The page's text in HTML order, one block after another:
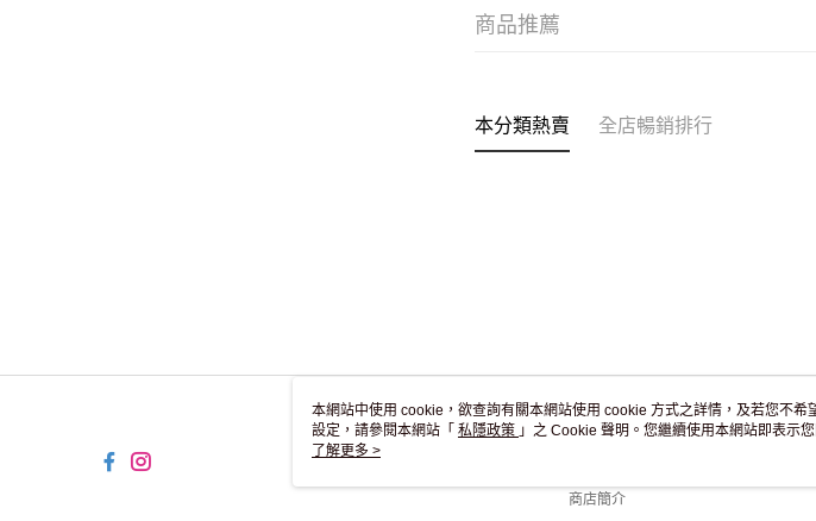
商品推薦
本分類熱賣 全店暢銷排行
關於我們
商店簡介
本網站中使用 cookie，欲查詢有關本網站使用 cookie 方式之詳情，及若您不
設定，請參閱本網站「 私隱政策 」之 Cookie 聲明。您繼續使用本網站即表示
用 cookie。
了解更多 >